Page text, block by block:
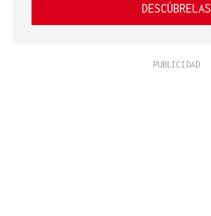
DESCÚBRELAS